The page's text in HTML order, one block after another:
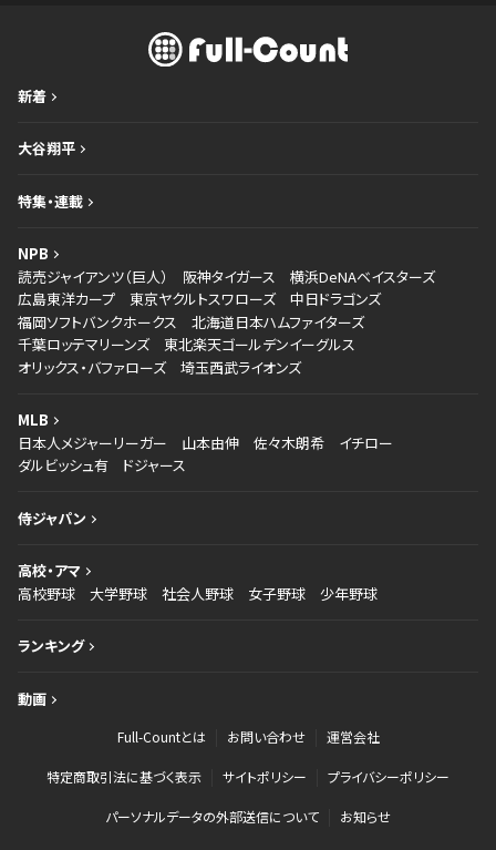
新着
大谷翔平
特集・連載
NPB
読売ジャイアンツ（巨人）
阪神タイガース
横浜DeNAベイスターズ
広島東洋カープ
東京ヤクルトスワローズ
中日ドラゴンズ
福岡ソフトバンクホークス
北海道日本ハムファイターズ
千葉ロッテマリーンズ
東北楽天ゴールデンイーグルス
オリックス・バファローズ
埼玉西武ライオンズ
MLB
日本人メジャーリーガー
山本由伸 佐々木朗希
イチロー
ダルビッシュ有
ドジャース
侍ジャパン
高校・アマ
高校野球
大学野球 社会人野球 女子野球 少年野球
ランキング
動画
Full-Countとは お問い合わせ 運営会社
特定商取引法に基づく表示 サイトポリシー プライバシーポリシー
パーソナルデータの外部送信について お知らせ